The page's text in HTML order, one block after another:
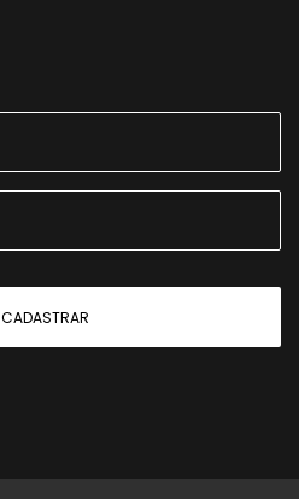
CADASTRAR